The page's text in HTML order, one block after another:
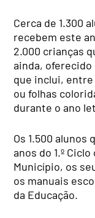
Cerca de 1.300
recebem este
2.000 crianças
ainda,
que inclui,
ou folhas
durante o ano
Os 1.500 alunos
anos do 1.º
Município, os
os manuais
da Educação.